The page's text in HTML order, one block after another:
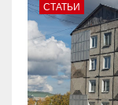
СТАТЬИ